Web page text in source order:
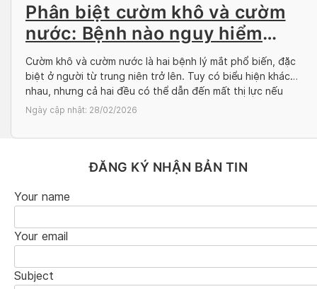
Phân biệt cườm khô và cườm
nước: Bệnh nào nguy hiểm
hơn?
Cườm khô và cườm nước là hai bệnh lý mắt phổ biến, đặc
biệt ở người từ trung niên trở lên. Tuy có biểu hiện khác
nhau, nhưng cả hai đều có thể dẫn đến mất thị lực nếu
không được phát hiện và điều trị kịp thời. Vậy cườm khô và
Ngày cập nhật: 28/02/2026
ĐĂNG KÝ NHẬN BẢN TIN
Your name
Your email
Subject